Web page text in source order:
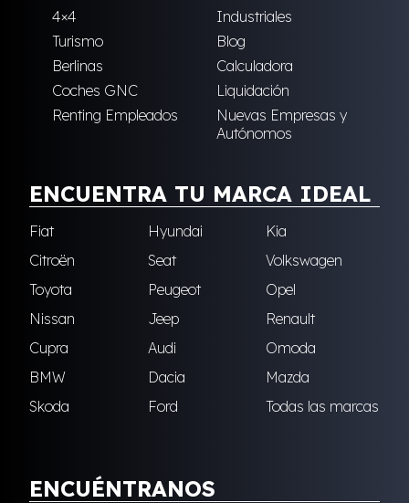
4×4
Industriales
Turismo
Blog
Berlinas
Calculadora
Coches GNC
Liquidación
Renting Empleados
Nuevas Empresas y
Autónomos
ENCUENTRA TU MARCA IDEAL
Fiat Hyundai
Kia
Citroën
Seat
Volkswagen
Toyota
Peugeot
Opel
Nissan
Jeep
Renault
Cupra
Audi
Omoda
BMW
Dacia
Mazda
Skoda
Ford Todas las marcas
ENCUÉNTRANOS